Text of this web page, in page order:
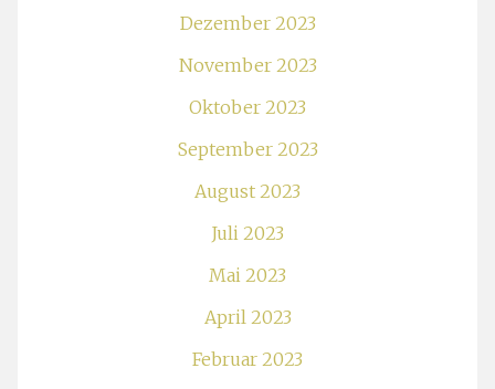
Dezember 2023
November 2023
Oktober 2023
September 2023
August 2023
Juli 2023
Mai 2023
April 2023
Februar 2023